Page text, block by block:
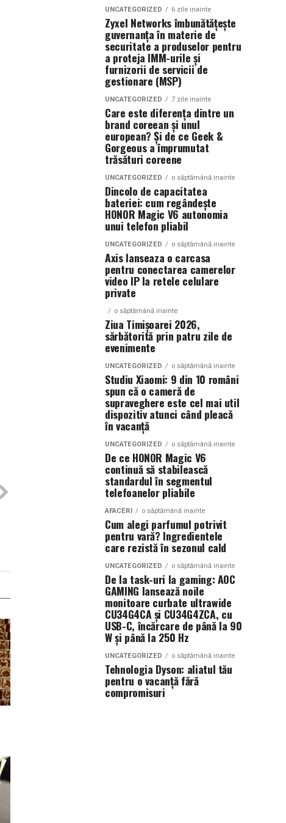
UNCATEGORIZED 6 zile inainte
Zyxel Networks îmbunătățește
guvernanța în materie de
securitate a produselor pentru
a proteja IMM-urile și
furnizorii de servicii de
gestionare (MSP)
UNCATEGORIZED 7 zile inainte
Care este diferența dintre un
brand coreean și unul
european? Și de ce Geek &
Gorgeous a împrumutat
trăsături coreene
UNCATEGORIZED o săptămână inainte
Dincolo de capacitatea
bateriei: cum regândește
HONOR Magic V6 autonomia
unui telefon pliabil
UNCATEGORIZED o săptămână inainte
Axis lanseaza o carcasa
pentru conectarea camerelor
video IP la retele celulare
private
o săptămână inainte
Ziua Timișoarei 2026,
sărbătorită prin patru zile de
evenimente
UNCATEGORIZED o săptămână inainte
Studiu Xiaomi: 9 din 10 români
spun că o cameră de
supraveghere este cel mai util
dispozitiv atunci când pleacă
în vacanță
UNCATEGORIZED o săptămână inainte
De ce HONOR Magic V6
continuă să stabilească
standardul în segmentul
telefoanelor pliabile
AFACERI o săptămână inainte
Cum alegi parfumul potrivit
pentru vară? Ingredientele
care rezistă în sezonul cald
UNCATEGORIZED o săptămână inainte
De la task-uri la gaming: AOC
GAMING lansează noile
monitoare curbate ultrawide
CU34G4CA și CU34G4ZCA, cu
USB-C, încărcare de până la 90
W și până la 250 Hz
UNCATEGORIZED o săptămână inainte
Tehnologia Dyson: aliatul tău
pentru o vacanță fără
compromisuri